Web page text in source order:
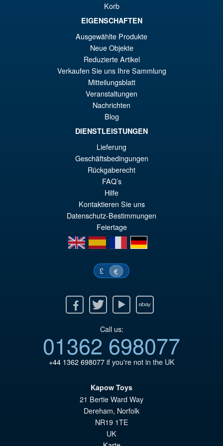
Figure
S.H. Figuarts Dragon Ball
Daima Super Saiyan 4 Son
Gokum ( Adult ) Action Figure
PRÉ COMMANDE
Korb
EIGENSCHAFTEN
Ausgewählte Produkte
Neue Objekte
Reduzierte Artikel
Verkaufen Sie uns Ihre Sammlung
Mitteilungsblatt
Veranstaltungen
Nachrichten
Blog
DIENSTLEISTUNGEN
Lieferung
Geschäftsbedingungen
Rückgaberecht
FAQ’s
Hilfe
Kontaktieren Sie uns
Datenschutz-Bestimmungen
Feiertage
en
es fr de
£ €
Twitter Youtube Ebay
Call us:
01362 698077
+44 1362 698077if you're not in the UK
Kapow Toys
21 Bertie Ward Way
Dereham, Norfolk
NR19 1TE
UK